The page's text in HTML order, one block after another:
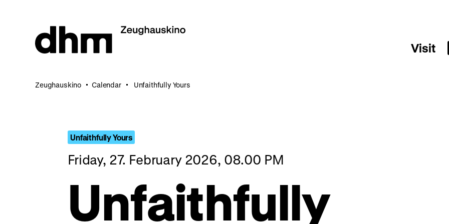
Visit
Zeughauskino Calendar Unfaithfully Yours
Unfaithfully Yours
Friday, 27. February 2026, 08.00 PM
Unfaithfully